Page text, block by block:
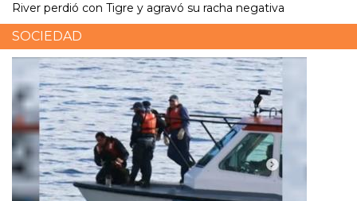
River perdió con Tigre y agravó su racha negativa
SOCIEDAD